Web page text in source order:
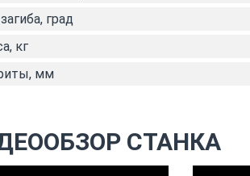
град
кг
мм
СТАНКА